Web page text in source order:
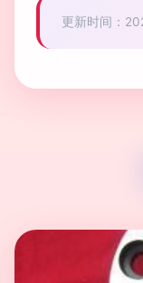
更新时间：